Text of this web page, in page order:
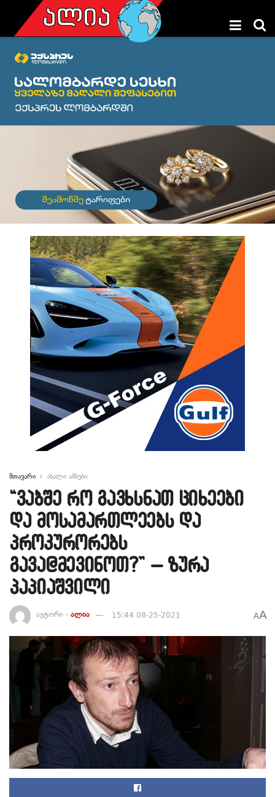
მთავარი ახალი ამბები
“ვაბშე რო გავხსნათ ციხეები
და მოსამართლეებს და
პროკურორებს
გავა@მევინოთ?” – ზურა
პაპიაშვილი
ავტორი - ალია 15:44 08-25-2021 AA